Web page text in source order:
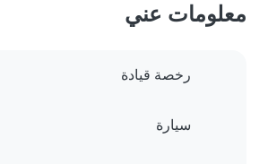
معلومات عني
رخصة قيادة
سيارة